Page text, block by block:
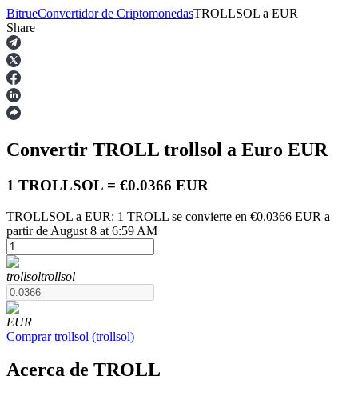
Futuros
Futuros del USDT
BitrueConvertidor de CriptomonedasTROLLSOL a EUR
Share
Convertir TROLL trollsol a Euro EUR
1 TROLLSOL = €0.0366 EUR
TROLLSOL a EUR: 1 TROLL se convierte en €0.0366 EUR a
partir de August 8 at 6:59 AM
trollsoltrollsol
EUR
Comprar trollsol (trollsol)
Acerca de TROLL